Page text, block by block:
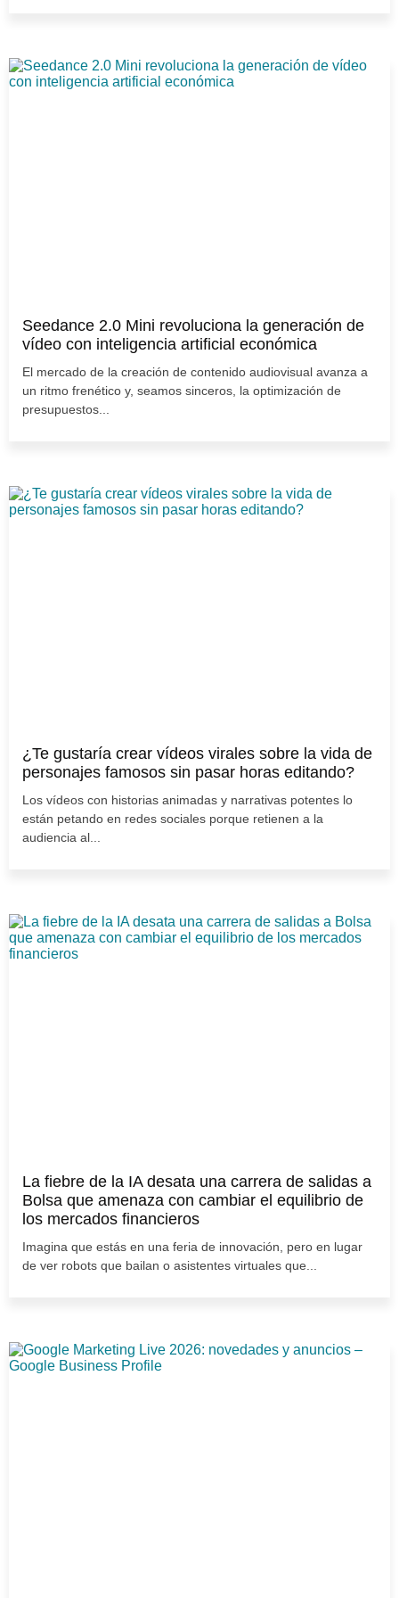
Seedance 2.0 Mini revoluciona la generación de
vídeo con inteligencia artificial económica
El mercado de la creación de contenido audiovisual avanza a
un ritmo frenético y, seamos sinceros, la optimización de
presupuestos...
¿Te gustaría crear vídeos virales sobre la vida de
personajes famosos sin pasar horas editando?
Los vídeos con historias animadas y narrativas potentes lo
están petando en redes sociales porque retienen a la
audiencia al...
La fiebre de la IA desata una carrera de salidas a
Bolsa que amenaza con cambiar el equilibrio de
los mercados financieros
Imagina que estás en una feria de innovación, pero en lugar
de ver robots que bailan o asistentes virtuales que...